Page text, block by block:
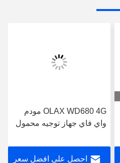
OLAX WD680 4G مودم
واي فاي جهاز توجيه محمول
احصل على افضل سعر